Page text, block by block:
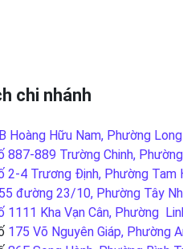
chi nhánh
Hoàng Hữu Nam, Phường
887-889 Trường Chinh,
2-4 Trương Định, Phường Tam
đường 23/10, Phường Tây
1111 Kha Vạn Cân, Phường
175 Võ Nguyên Giáp, Phường